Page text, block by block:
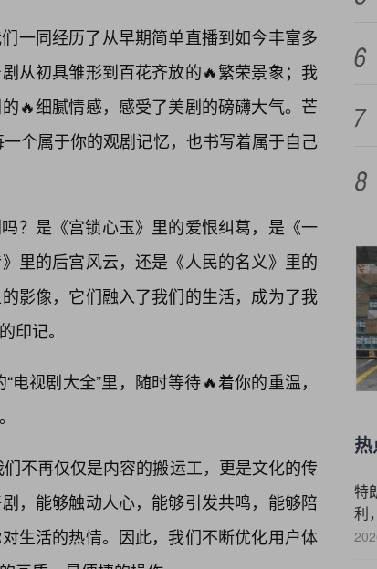
一同经历了从早期简单直播到如今丰富多
从初具雏形到百花齐放的🔥繁荣景象；我
🔥细腻情感，感受了美剧的磅礴大气。芒
个属于你的观剧记忆，也书写着属于自己
？是《宫锁心玉》里的爱恨纠葛，是《一
里的后宫风云，还是《人民的名义》里的
影像，它们融入了我们的生活，成为了我
印记。
视剧大全”里，随时等待🔥着你的重温，
不再仅仅是内容的搬运工，更是文化的传
，能够触动人心，能够引发共鸣，能够陪
生活的热情。因此，我们不断优化用户体
特
利
晤